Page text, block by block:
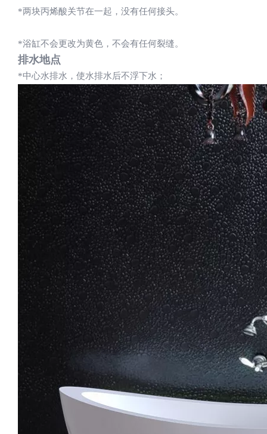
*两块丙烯酸关节在一起，没有任何接头。
*浴缸不会更改为黄色，不会有任何裂缝。
排水地点
*中心水排水，使水排水后不浮下水；